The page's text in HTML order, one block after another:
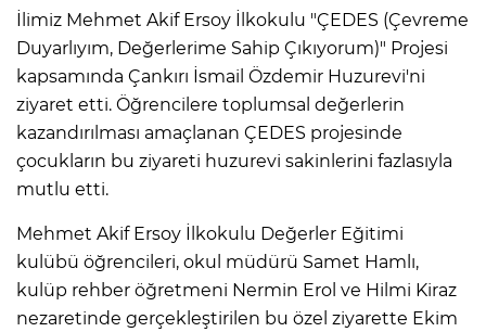
İlimiz Mehmet Akif Ersoy İlkokulu "ÇEDES (Çevreme
Duyarlıyım, Değerlerime Sahip Çıkıyorum)" Projesi
kapsamında Çankırı İsmail Özdemir Huzurevi'ni
ziyaret etti. Öğrencilere toplumsal değerlerin
kazandırılması amaçlanan ÇEDES projesinde
çocukların bu ziyareti huzurevi sakinlerini fazlasıyla
mutlu etti.
Mehmet Akif Ersoy İlkokulu Değerler Eğitimi
kulübü öğrencileri, okul müdürü Samet Hamlı,
kulüp rehber öğretmeni Nermin Erol ve Hilmi Kiraz
nezaretinde gerçekleştirilen bu özel ziyarette Ekim